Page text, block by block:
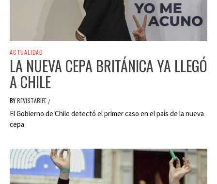
ACTUALIDAD
LA NUEVA CEPA BRITÁNICA YA LLEGÓ
A CHILE
BYREVISTABIFE /
El Gobierno de Chile detectó el primer caso en el país de la nueva
cepa